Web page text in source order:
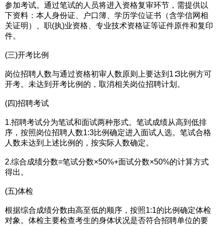
参加考试。通过笔试的人员将进入资格复审环节，需提供以
下资料：本人身份证、户口簿、学历学位证书（含学信网相
关证明）、职(执)业资格、专业技术资格证等证件原件和复印
件。
(三)开考比例
岗位招聘人数与通过资格初审人数原则上要达到1∶3比例方可
开考。未达到开考比例的，取消相关岗位招聘计划。
(四)招聘考试
1.招聘考试分为笔试和面试两种形式。笔试成绩从高到低排
序，按照岗位招聘人数1:3比例确定进入面试人选。笔试合格
人数未达到上述比例的，按实际人数确定。
2.综合成绩分数=笔试分数×50%+面试分数×50%的计算方式
得出。
(五)体检
根据综合成绩分数由高至低的顺序，按照1:1的比例确定体检
对象。体检主要检查考生的身体状况是否符合招聘单位的要